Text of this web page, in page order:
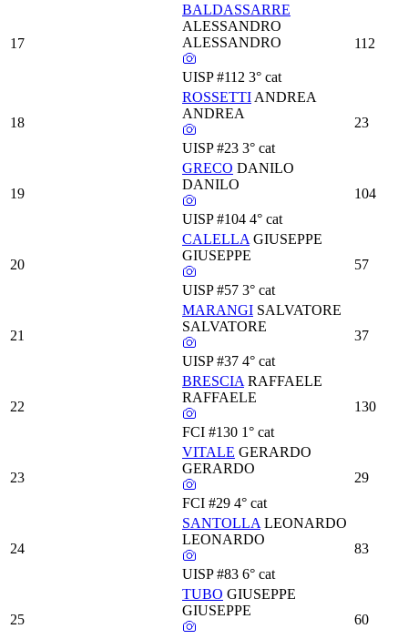
17
BALDASSARRE
ALESSANDRO
ALESSANDRO
UISP #112 3° cat
112
18
ROSSETTI ANDREA
ANDREA
UISP #23 3° cat
23
19
GRECO DANILO
DANILO
UISP #104 4° cat
104
20
CALELLA GIUSEPPE
GIUSEPPE
UISP #57 3° cat
57
21
MARANGI SALVATORE
SALVATORE
UISP #37 4° cat
37
22
BRESCIA RAFFAELE
RAFFAELE
FCI #130 1° cat
130
23
VITALE GERARDO
GERARDO
FCI #29 4° cat
29
24
SANTOLLA LEONARDO
LEONARDO
UISP #83 6° cat
83
25
TUBO GIUSEPPE
GIUSEPPE
60